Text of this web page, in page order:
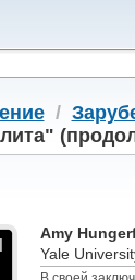
/
Amy
Yale